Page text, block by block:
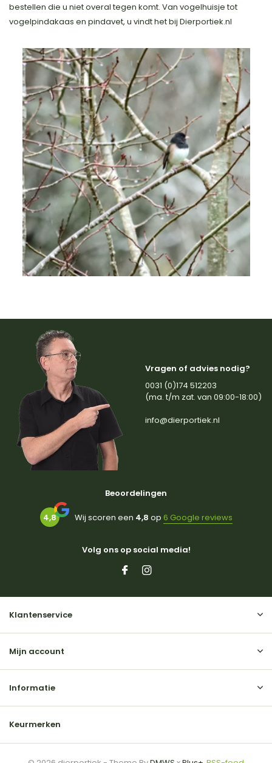
bestellen die u niet overal tegen komt. Van vogelhuisje tot
vogelpindakaas en pindavet, u vindt het bij Dierportiek.nl
Vragen of advies nodig?
0031 (0)174 512203
(ma. t/m zat. van 09:00-18:00)
info@dierportiek.nl
Beoordelingen
4,8 Wij scoren een 4,8 op 6 Google reviews
Volg ons op social media!
Klantenservice
Mijn account
Informatie
Keurmerken